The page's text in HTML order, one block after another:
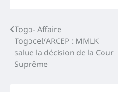
Post
navigation
Togo- Affaire
Togocel/ARCEP : MMLK
salue la décision de la Cour
Suprême